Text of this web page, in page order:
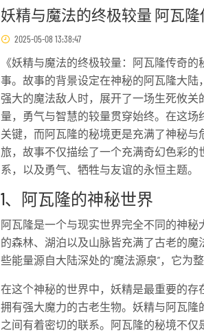
妖精与魔法的终极较量 阿瓦
2025-05-08 13:38:47
《妖精与魔法的终极较量：阿瓦隆传奇
事。故事的背景设定在神秘的阿瓦隆大
强大的魔法敌人时，展开了一场生死攸
量，勇气与智慧的较量贯穿始终。在这
关键，而阿瓦隆的秘境更是充满了神秘
旅，故事不仅描绘了一个充满奇幻色彩
系，以及勇气、牺牲与友谊的永恒主题。
1、阿瓦隆的神秘世界
阿瓦隆是一个与现实世界完全不同的神
的森林、湖泊以及山脉皆充满了古老的
些能量源自大陆深处的“魔法源泉”，它为
在这个神秘的世界中，妖精是最重要的存
拥有强大魔力的古老生物。妖精与阿瓦
之间有着密切的联系。阿瓦隆的秘境不